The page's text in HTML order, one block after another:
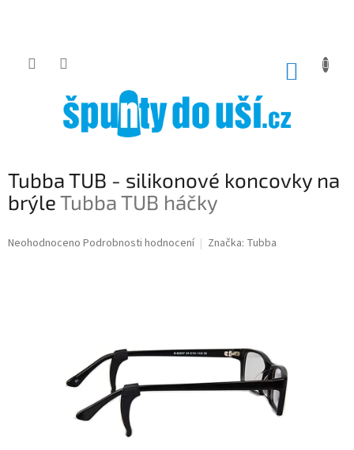
Tubba TUB - silikonové koncovky na
brýleTubba TUB háčky
Průměrné
Neohodnoceno Podrobnosti hodnocení Značka: Tubba